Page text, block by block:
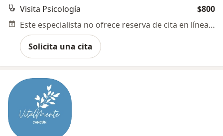
Visita Psicología
$800
Este especialista no ofrece reserva de cita en línea en esta dirección.
Solicita una cita